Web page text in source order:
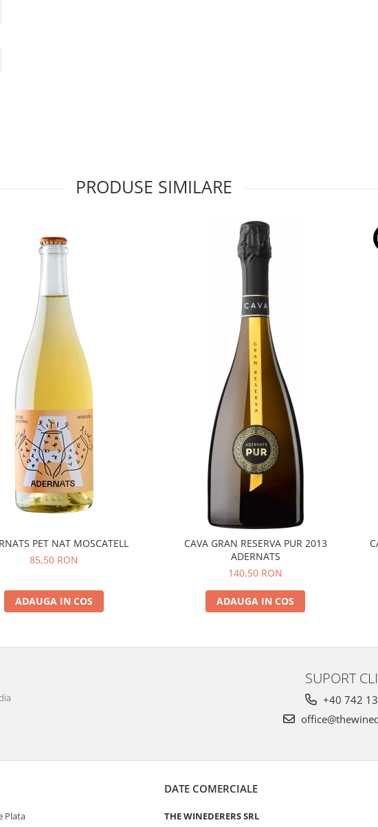
PRODUSE SIMILARE
PET NAT MOSCATELL
85,50 RON
ADAUGA IN COS
CAVA GRAN RESERVA PUR 2013
ADERNATS
140,50 RON
ADAUGA IN COS
SUPORT
+40 742
Plata
DATE COMERCIALE
THE WINEDERERS SRL